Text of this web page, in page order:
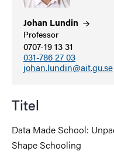
Johan Lundin
Professor
0707-19 13 31
031-786 27 03
johan.lundin@ait.gu.se
Titel
Data Made School:
Shape Schooling